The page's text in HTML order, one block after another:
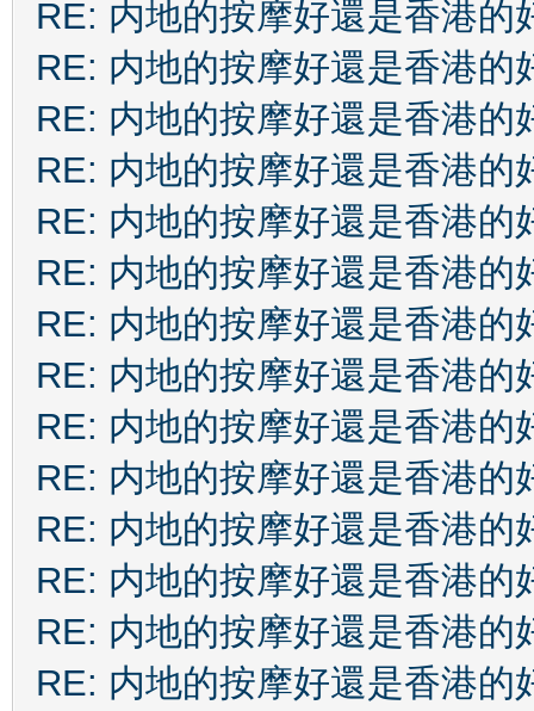
RE: 内地的按摩好還是香港的
RE: 内地的按摩好還是香港的
RE: 内地的按摩好還是香港的
RE: 内地的按摩好還是香港的
RE: 内地的按摩好還是香港的
RE: 内地的按摩好還是香港的
RE: 内地的按摩好還是香港的
RE: 内地的按摩好還是香港的
RE: 内地的按摩好還是香港的
RE: 内地的按摩好還是香港的
RE: 内地的按摩好還是香港的
RE: 内地的按摩好還是香港的
RE: 内地的按摩好還是香港的
RE: 内地的按摩好還是香港的